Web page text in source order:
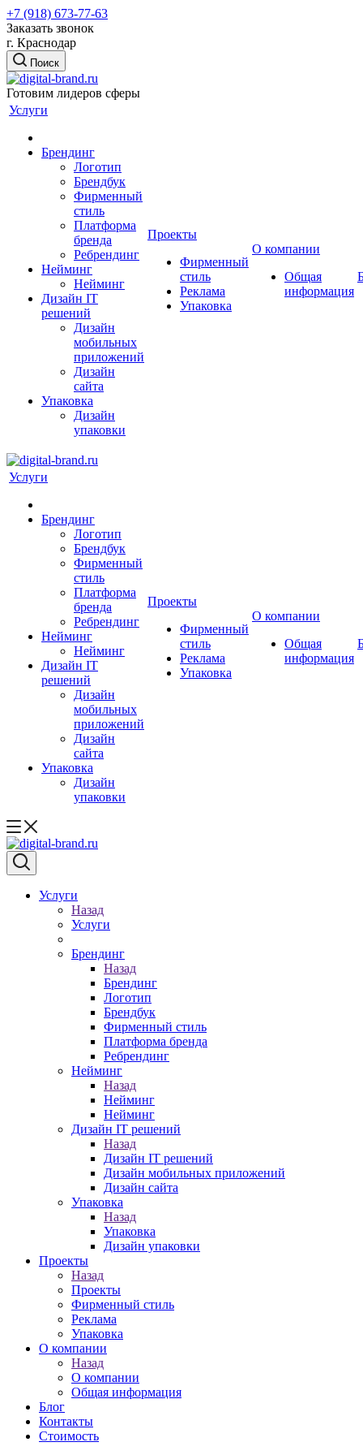
+7 (918) 673-77-63
Заказать звонок
г. Краснодар
Поиск
Готовим лидеров сферы
Услуги
Брендинг
Логотип
Брендбук
Фирменный
стиль
Платформа
бренда
Ребрендинг
Нейминг
Нейминг
Дизайн IT
решений
Дизайн
мобильных
приложений
Дизайн
сайта
Упаковка
Дизайн
упаковки
Проекты
Фирменный
стиль
Реклама
Упаковка
О компании
Общая
информация
Услуги
Брендинг
Логотип
Брендбук
Фирменный
стиль
Платформа
бренда
Ребрендинг
Нейминг
Нейминг
Дизайн IT
решений
Дизайн
мобильных
приложений
Дизайн
сайта
Упаковка
Дизайн
упаковки
Проекты
Фирменный
стиль
Реклама
Упаковка
О компании
Общая
информация
Услуги
Назад
Услуги
Брендинг
Назад
Брендинг
Логотип
Брендбук
Фирменный стиль
Платформа бренда
Ребрендинг
Нейминг
Назад
Нейминг
Нейминг
Дизайн IT решений
Назад
Дизайн IT решений
Дизайн мобильных приложений
Дизайн сайта
Упаковка
Назад
Упаковка
Дизайн упаковки
Проекты
Назад
Проекты
Фирменный стиль
Реклама
Упаковка
О компании
Назад
О компании
Общая информация
Блог
Контакты
Стоимость